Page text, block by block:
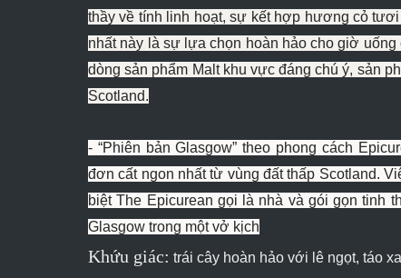
thầy về tính linh hoạt, sự kết hợp hương cỏ
nhất này là sự lựa chọn hoàn hảo cho giờ
dòng sản phẩm Malt khu vực đáng chú ý, sản
Scotland.
- “Phiên bản Glasgow” theo phong cách
đơn cất ngon nhất từ ​​vùng đất thấp Scotland.
biệt The Epicurean gọi là nhà và gói gọn tinh
Glasgow trong một vở kịch
Khứu giác: trái cây hoàn hảo với lê ngọt, táo